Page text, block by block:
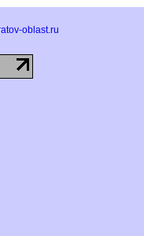
oblast.ru